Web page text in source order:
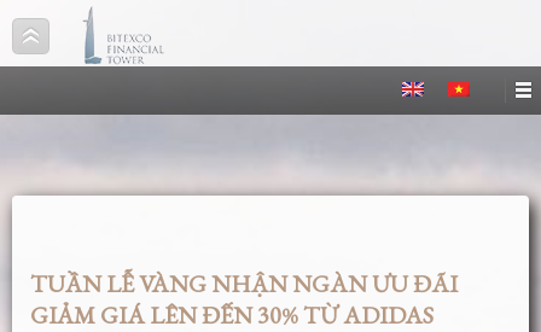
TUẦN LỄ VÀNG NHẬN NGÀN ƯU ĐÃI
GIẢM GIÁ LÊN ĐẾN 30% TỪ ADIDAS